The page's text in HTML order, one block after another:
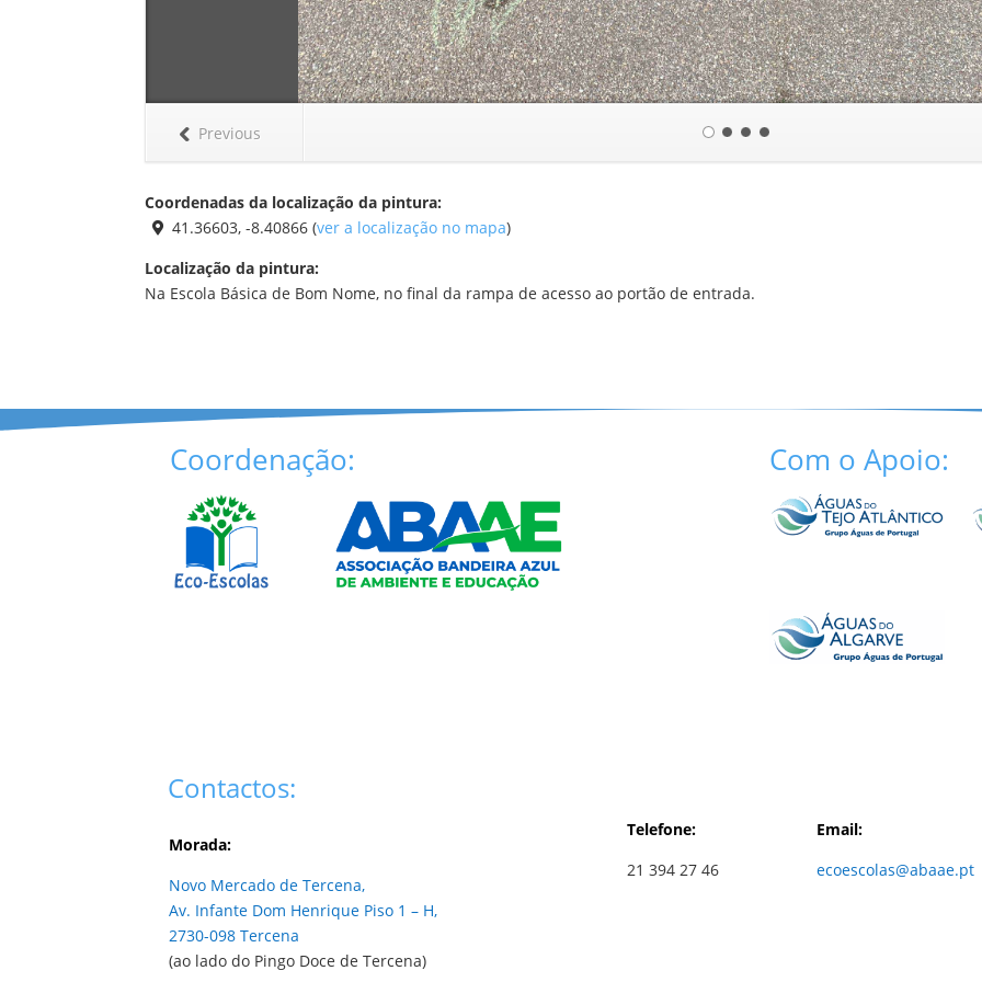
Previous
Coordenadas da localização da pintura:
41.36603, -8.40866 (ver a localização no mapa)
Localização da pintura:
Na Escola Básica de Bom Nome, no final da rampa de acesso ao portão de entrada.
Coordenação: Com o Apoio:
Contactos:
Morada:
Novo Mercado de Tercena,
Av. Infante Dom Henrique Piso 1 – H,
2730-098 Tercena
(ao lado do Pingo Doce de Tercena)
Telefone:
21 394 27 46
Email:
ecoescolas@abaae.pt